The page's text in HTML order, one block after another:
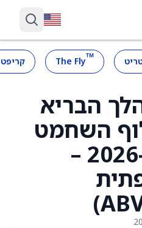
™
The Fly
הבריא
השחמט
האמריקאי ל‑2026 –